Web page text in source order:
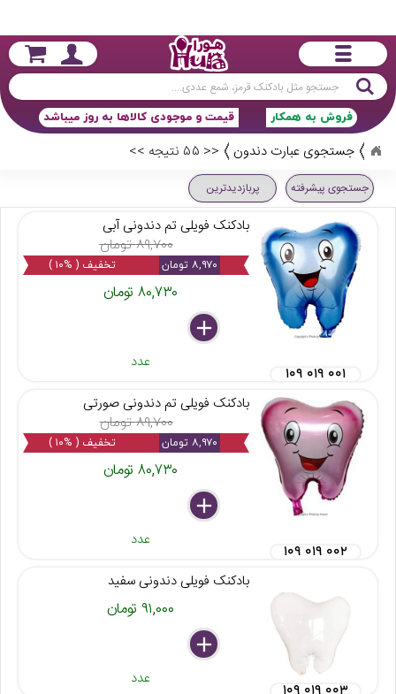
جستجو
قیمت و موجودی کالاها به روز میباشد فروش به همکار
جستجوی عبارت دندون << ۵۵ نتیجه >>
جستجوی پیشرفته پربازدیدترین
بادکنک فویلی تم دندونی آبی
۸۹,۷۰۰ تومان
۸,۹۷۰ تومان تخفیف ( %۱۰ )
۸۰,۷۳۰ تومان
delete
remove
add
عدد
۱۰۹ ۰۱۹ ۰۰۱
بادکنک فویلی تم دندونی صورتی
۸۹,۷۰۰ تومان
۸,۹۷۰ تومان تخفیف ( %۱۰ )
۸۰,۷۳۰ تومان
delete
remove
add
عدد
۱۰۹ ۰۱۹ ۰۰۲
بادکنک فویلی دندونی سفید
۹۱,۰۰۰ تومان
delete
remove
add
عدد